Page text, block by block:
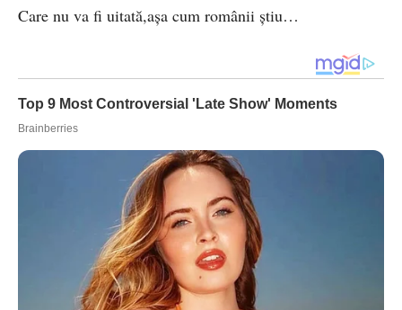
Care nu va fi uitată,așa cum românii știu…